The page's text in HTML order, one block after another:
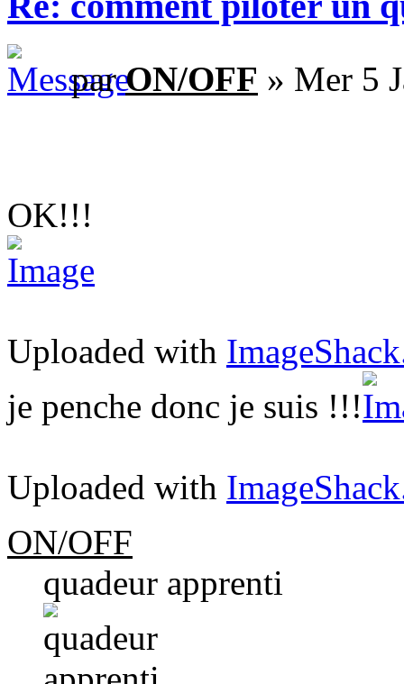
parON/OFF » Mer 5
OK!!!
Uploaded with
je penche donc je suis !!!
Uploaded with
ON/OFF
quadeur apprenti